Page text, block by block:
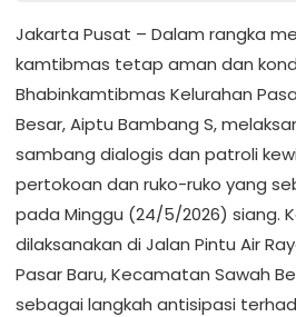
Jakarta Pusat – Dalam rangka
kamtibmas tetap aman dan
Bhabinkamtibmas Kelurahan
Besar, Aiptu Bambang S,
sambang dialogis dan patroli
pertokoan dan ruko-ruko yang
pada Minggu (24/5/2026) siang.
dilaksanakan di Jalan Pintu Air
Pasar Baru, Kecamatan Sawah
sebagai langkah antisipasi